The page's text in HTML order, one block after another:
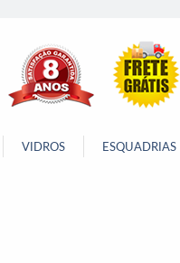
VIDROS ESQUADRIAS